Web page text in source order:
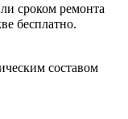
сроком ремонта
бесплатно.
составом